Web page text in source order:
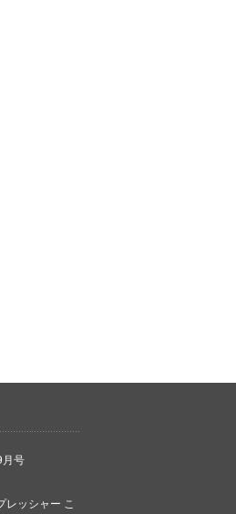
号
ッシャー こ